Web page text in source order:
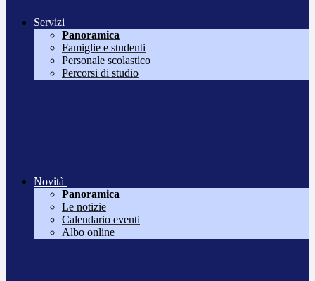
Servizi
Panoramica
Famiglie e studenti
Personale scolastico
Percorsi di studio
Novità
Panoramica
Le notizie
Calendario eventi
Albo online